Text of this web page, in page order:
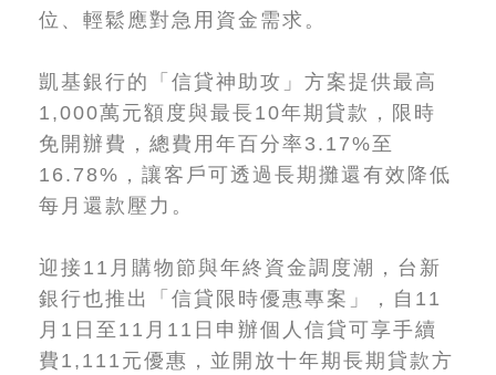
位、輕鬆應對急用資金需求。
凱基銀行的「信貸神助攻」方案提供最高
1,000萬元額度與最長10年期貸款，限時
免開辦費，總費用年百分率3.17%至
16.78%，讓客戶可透過長期攤還有效降低
每月還款壓力。
迎接11月購物節與年終資金調度潮，台新
銀行也推出「信貸限時優惠專案」，自11
月1日至11月11日申辦個人信貸可享手續
費1,111元優惠，並開放十年期長期貸款方